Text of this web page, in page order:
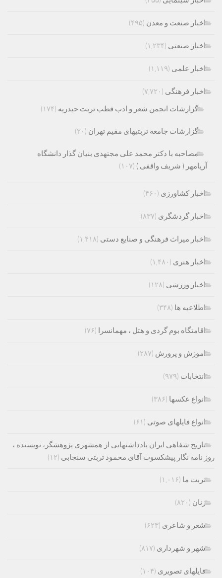
اخبار صنعت و معدن (۴۹۵)
اخبار صنعتی (۱,۲۳۴)
اخبار علمی (۱,۱۱۹)
اخبار فرهنگی (۷,۷۲۰)
گزارشات انجمن شعر و ادب قطب تربت حیدریه (۱۷۴)
گزارشات جامعه تربتیهای مقیم تهران (۲۰)
مصاحبه با دکتر محمد علی مجتهدی بنیان گذار دانشگاه
آریامهر ( شریف واقفی ) (۱۰۷)
اخبار کشاورزی (۴۶۰)
اخبار گردشگری (۸۳۷)
اخبار میراث فرهنگی و صنایع دستی (۱,۴۱۸)
اخبار هنری (۱,۴۸۰)
اخبار ورزشی (۱۲۸)
اطلاعیه ها (۳۴۸)
اقامتگاه بوم گردی و هتل ، مهمانسرا (۷۶)
اموزش و پرورش (۲۸۷)
انتخابات (۹۷۹)
انواع عکسها (۳۸۶)
انواع فایلهای صوتی (۶۱)
تاریخ شفاهی ایران یادداشتهایی از همشهری پژوهشگر، نویسنده ،
روز نامه نگار پیشکسوت آقای محمود تربتی سنجابی (۱۲)
تربت ما (۱,۰۱۶)
زنان (۸۲۰)
شعر و شاعری (۶۲۳)
شهر و شهرداری (۸۱۷)
فایلهای تصویری (۱۰۴)